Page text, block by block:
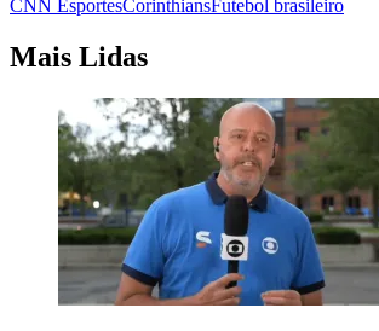
CNN EsportesCorinthiansFutebol brasileiro
Mais Lidas